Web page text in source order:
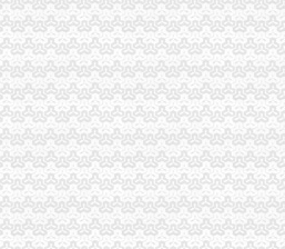
-蔡律-职业日志-价值中国网
了_第1页_常州家长交流基地平台_
交易报告书（草案）--新闻频道-大智慧
年规划纲要_两会政策库_2017
水处理化粪池农村改造化粪池_·一体
限公司.doc-房地产-文档在线
拜五书网
废液处理成套系统_塑料水箱平底水
代理记账会计税务外包服务代办
册、公司注册、转让、注销、验资、